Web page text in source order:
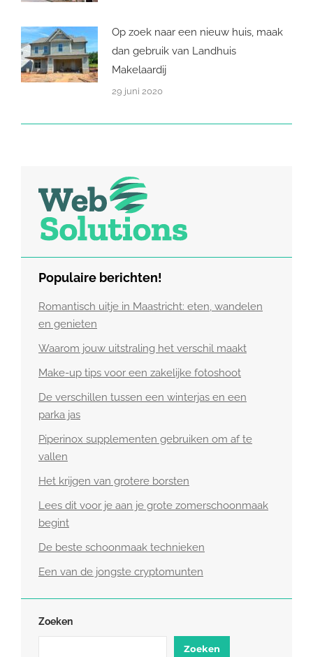
Op zoek naar een nieuw huis, maak
dan gebruik van Landhuis
Makelaardij
29 juni 2020
Populaire berichten!
Romantisch uitje in Maastricht: eten, wandelen
en genieten
Waarom jouw uitstraling het verschil maakt
Make-up tips voor een zakelijke fotoshoot
De verschillen tussen een winterjas en een
parka jas
Piperinox supplementen gebruiken om af te
vallen
Het krijgen van grotere borsten
Lees dit voor je aan je grote zomerschoonmaak
begint
De beste schoonmaak technieken
Een van de jongste cryptomunten
Zoeken
Zoeken